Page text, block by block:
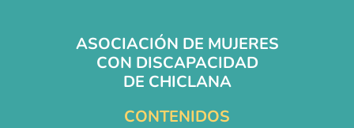
ASOCIACIÓN DE MUJERES
CON DISCAPACIDAD
DE CHICLANA
CONTENIDOS